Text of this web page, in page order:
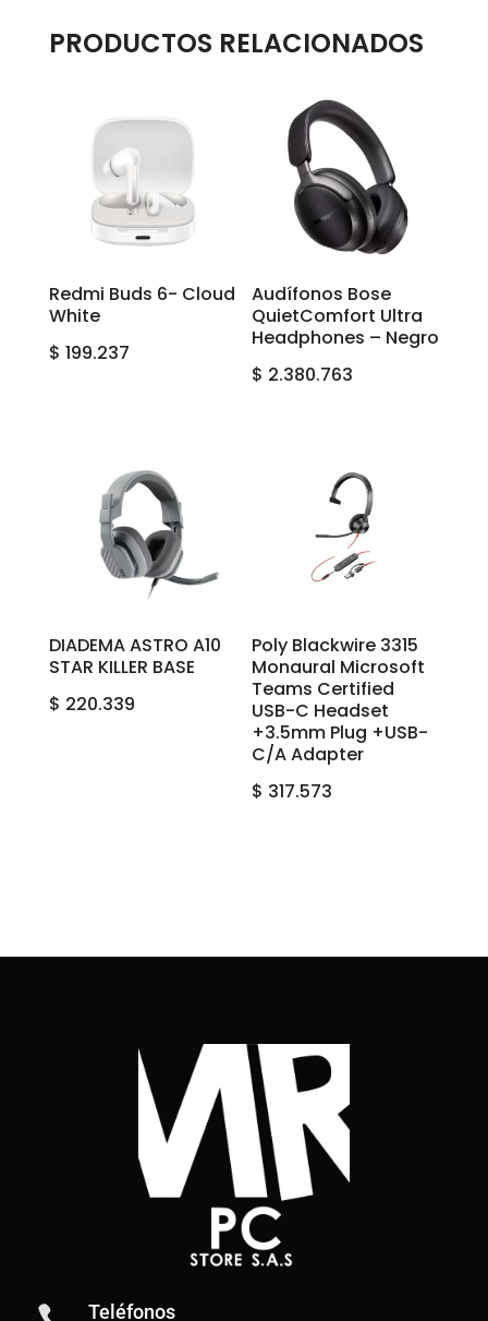
PRODUCTOS RELACIONADOS
Redmi Buds 6- Cloud
White
$ 199.237
Audífonos Bose
QuietComfort Ultra
Headphones – Negro
$ 2.380.763
DIADEMA ASTRO A10
STAR KILLER BASE
$ 220.339
Poly Blackwire 3315
Monaural Microsoft
Teams Certified
USB-C Headset
+3.5mm Plug +USB-
C/A Adapter
$ 317.573
Teléfonos